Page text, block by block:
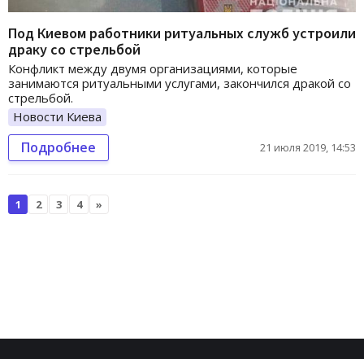
Под Киевом работники ритуальных служб устроили
драку со стрельбой
Конфликт между двумя организациями, которые
занимаются ритуальными услугами, закончился дракой со
стрельбой.
Новости Киева
Подробнее 21 июля 2019, 14:53
1 2 3 4 »